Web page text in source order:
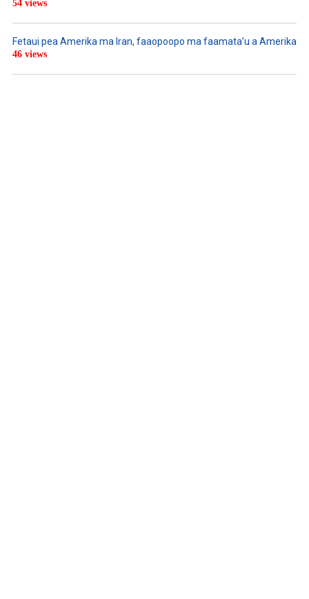
54 views
Fetaui pea Amerika ma Iran, faaopoopo ma faamata’u a Amerika
46 views